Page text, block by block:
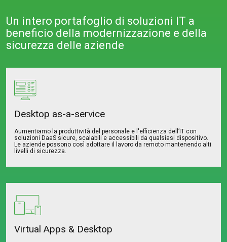
Un intero portafoglio di soluzioni IT a
beneficio della modernizzazione e della
sicurezza delle aziende
Desktop as-a-service
Aumentiamo la produttività del personale e l'efficienza dell’IT con
soluzioni DaaS sicure, scalabili e accessibili da qualsiasi dispositivo.
Le aziende possono così adottare il lavoro da remoto mantenendo alti
livelli di sicurezza.
Virtual Apps & Desktop